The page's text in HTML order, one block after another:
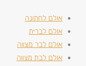
אולם לחתונה
אולם לברית
אולם לבר מצווה
אולם לבת מצווה